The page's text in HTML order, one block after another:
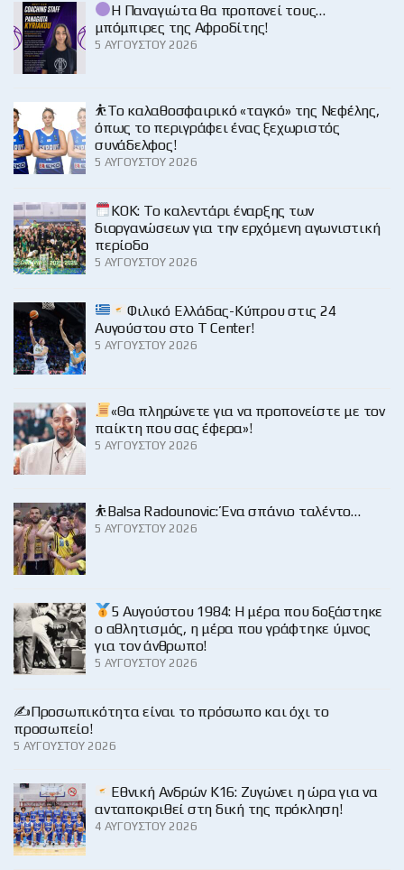
Η Παναγιώτα θα προπονεί τους…
μπόμπιρες της Αφροδίτης!
5 ΑΥΓΟΎΣΤΟΥ 2026
⛹️‍Το καλαθοσφαιρικό «ταγκό» της Νεφέλης,
όπως το περιγράφει ένας ξεχωριστός
συνάδελφος!
5 ΑΥΓΟΎΣΤΟΥ 2026
KOK: Το καλεντάρι έναρξης των
διοργανώσεων για την ερχόμενη αγωνιστική
περίοδο
5 ΑΥΓΟΎΣΤΟΥ 2026
Φιλικό Ελλάδας-Κύπρου στις 24
Αυγούστου στο Τ Center!
5 ΑΥΓΟΎΣΤΟΥ 2026
«Θα πληρώνετε για να προπονείστε με τον
παίκτη που σας έφερα»!
5 ΑΥΓΟΎΣΤΟΥ 2026
⛹️Balsa Radounovic: Ένα σπάνιο ταλέντο…
5 ΑΥΓΟΎΣΤΟΥ 2026
5 Αυγούστου 1984: Η μέρα που δοξάστηκε
ο αθλητισμός, η μέρα που γράφτηκε ύμνος
για τον άνθρωπο!
5 ΑΥΓΟΎΣΤΟΥ 2026
✍️Προσωπικότητα είναι το πρόσωπο και όχι το
προσωπείο!
5 ΑΥΓΟΎΣΤΟΥ 2026
Εθνική Ανδρών Κ16: Ζυγώνει η ώρα για να
ανταποκριθεί στη δική της πρόκληση!
4 ΑΥΓΟΎΣΤΟΥ 2026